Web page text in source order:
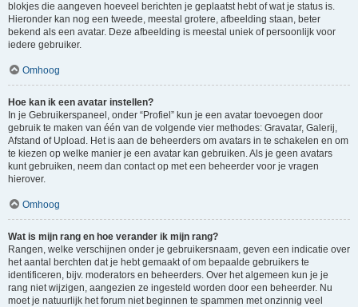
blokjes die aangeven hoeveel berichten je geplaatst hebt of wat je status is.
Hieronder kan nog een tweede, meestal grotere, afbeelding staan, beter
bekend als een avatar. Deze afbeelding is meestal uniek of persoonlijk voor
iedere gebruiker.
Omhoog
Hoe kan ik een avatar instellen?
In je Gebruikerspaneel, onder “Profiel” kun je een avatar toevoegen door
gebruik te maken van één van de volgende vier methodes: Gravatar, Galerij,
Afstand of Upload. Het is aan de beheerders om avatars in te schakelen en om
te kiezen op welke manier je een avatar kan gebruiken. Als je geen avatars
kunt gebruiken, neem dan contact op met een beheerder voor je vragen
hierover.
Omhoog
Wat is mijn rang en hoe verander ik mijn rang?
Rangen, welke verschijnen onder je gebruikersnaam, geven een indicatie over
het aantal berchten dat je hebt gemaakt of om bepaalde gebruikers te
identificeren, bijv. moderators en beheerders. Over het algemeen kun je je
rang niet wijzigen, aangezien ze ingesteld worden door een beheerder. Nu
moet je natuurlijk het forum niet beginnen te spammen met onzinnig veel